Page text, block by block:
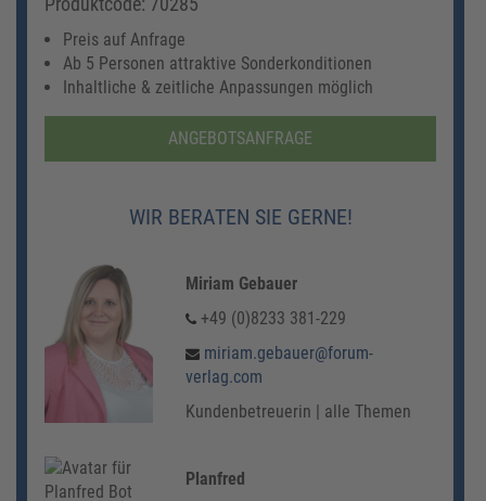
Preis auf Anfrage
Ab 5 Personen attraktive Sonderkonditionen
Inhaltliche & zeitliche Anpassungen möglich
ANGEBOTSANFRAGE
WIR BERATEN SIE GERNE!
Miriam Gebauer
+49 (0)8233 381-229
miriam.gebauer@forum-
verlag.com
Kundenbetreuerin | alle Themen
Planfred